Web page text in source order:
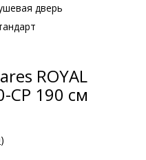
дверь
ROYAL
CP 190 см
)